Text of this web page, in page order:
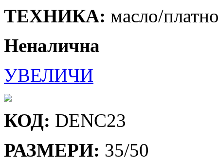
ТЕХНИКА: масло/
Неналична
УВЕЛИЧИ
КОД: DENC23
РАЗМЕРИ: 35/50